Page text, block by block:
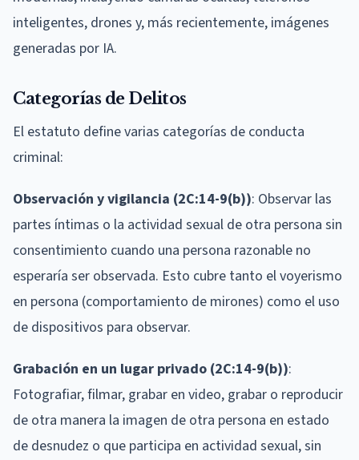
inteligentes, drones y, más recientemente, imágenes
generadas por IA.
Categorías de Delitos
El estatuto define varias categorías de conducta
criminal:
Observación y vigilancia (2C:14-9(b)): Observar las
partes íntimas o la actividad sexual de otra persona sin
consentimiento cuando una persona razonable no
esperaría ser observada. Esto cubre tanto el voyerismo
en persona (comportamiento de mirones) como el uso
de dispositivos para observar.
Grabación en un lugar privado (2C:14-9(b)):
Fotografiar, filmar, grabar en video, grabar o reproducir
de otra manera la imagen de otra persona en estado
de desnudez o que participa en actividad sexual, sin